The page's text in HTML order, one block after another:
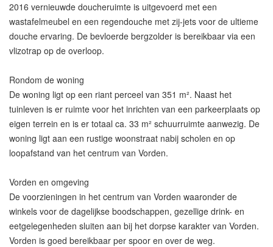
2016 vernieuwde doucheruimte is uitgevoerd met een
wastafelmeubel en een regendouche met zij-jets voor de ultieme
douche ervaring. De bevloerde bergzolder is bereikbaar via een
vlizotrap op de overloop.
Rondom de woning
De woning ligt op een riant perceel van 351 m². Naast het
tuinleven is er ruimte voor het inrichten van een parkeerplaats op
eigen terrein en is er totaal ca. 33 m² schuurruimte aanwezig. De
woning ligt aan een rustige woonstraat nabij scholen en op
loopafstand van het centrum van Vorden.
Vorden en omgeving
De voorzieningen in het centrum van Vorden waaronder de
winkels voor de dagelijkse boodschappen, gezellige drink- en
eetgelegenheden sluiten aan bij het dorpse karakter van Vorden.
Vorden is goed bereikbaar per spoor en over de weg.